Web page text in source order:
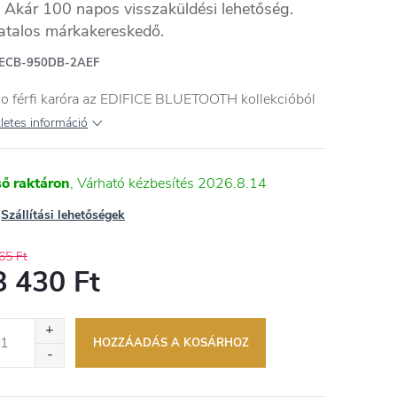
Akár 100 napos visszaküldési lehetőség.
márkakereskedő.
ECB-950DB-2AEF
férfi karóra az EDIFICE BLUETOOTH kollekcióból
információ
raktáron 2026.8.14
Szállítási lehetőségek
Ft
430 Ft
HOZZÁADÁS A KOSÁRHOZ